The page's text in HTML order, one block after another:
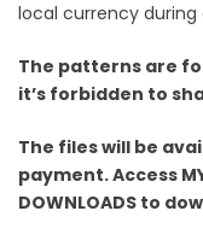
local currency during
The patterns are
it’s forbidden to
The files will be
payment. Access
DOWNLOADS to